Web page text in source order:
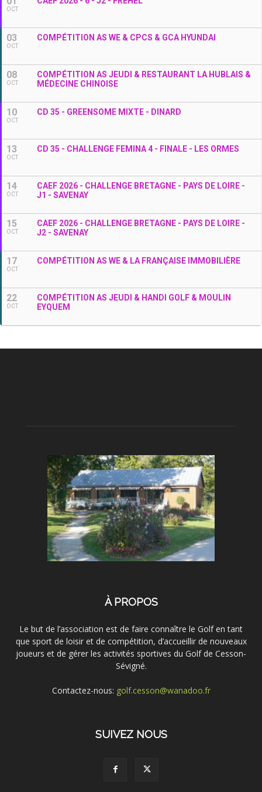
OCT
03
OCT
COMPÉTITION AS WE & CPCS & GCA HYUNDAI
08
OCT
COMPÉTITION AS JEUDI & RESTAURANT LA HUBLAIS &
MÉDECINE CHINOISE
10
OCT
CD 35 - GREENSOME MIXTE - DINARD
13
OCT
CD 35 - CHALLENGE FEMINA 4 - FINALE - LES ORMES
14
OCT
CAEF 2026 - CHALLENGE BRETAGNE - PAYS DE LOIRE -
J1 - SAVENAY
15
OCT
CAEF 2026 - CHALLENGE BRETAGNE - PAYS DE LOIRE -
J2 - SAVENAY
17
OCT
COMPÉTITION AS WE & LA FRANÇAISE IMMOBILIÈRE
22
OCT
COMPÉTITION AS JEUDI & HANDI GOLF & MOULIN
EYQUEM
À PROPOS
Le but de l’association est de faire connaître le Golf en tant
que sport de loisir et de compétition, d’accueillir de nouveaux
joueurs et de gérer les activités sportives du Golf de Cesson-
Sévigné.
Contactez-nous: golf.cesson@wanadoo.fr
SUIVEZ NOUS